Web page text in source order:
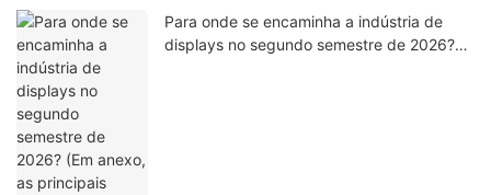
Para onde se encaminha a indústria de
displays no segundo semestre de 2026?